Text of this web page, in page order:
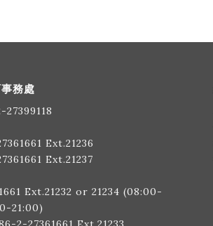
務處
27399118
Ext.21236
Ext.21237
Ext.21232 or 21234 (08:00-
21:00)